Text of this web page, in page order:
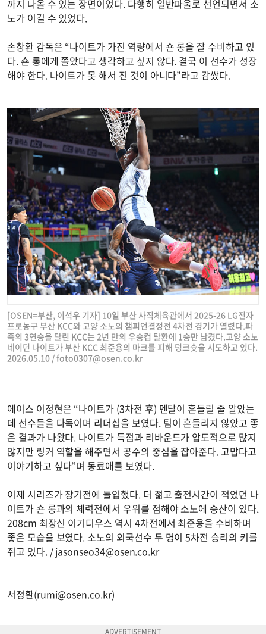
까지 나올 수 있는 장면이었다. 다행히 일반파울로 선언되면서 소
노가 이길 수 있었다.
손창환 감독은 “나이트가 가진 역량에서 숀 롱을 잘 수비하고 있
다. 숀 롱에게 쫄았다고 생각하고 싶지 않다. 결국 이 선수가 성장
해야 한다. 나이트가 못 해서 진 것이 아니다”라고 감쌌다.
[OSEN=부산, 이석우 기자] 10일 부산 사직체육관에서 2025-26 LG전자
프로농구 부산 KCC와 고양 소노의 챔피언결정전 4차전 경기가 열렸다.파
죽의 3연승을 달린 KCC는 2년 만의 우승컵 탈환에 1승만 남겼다.고양 소노
네이던 나이트가 부산 KCC 최준용의 마크를 피해 덩크슛을 시도하고 있다.
2026.05.10 /foto0307@osen.co.kr
에이스 이정현은 “나이트가 (3차전 후) 멘탈이 흔들릴 줄 알았는
데 선수들을 다독이며 리더십을 보였다. 팀이 흔들리지 않았고 좋
은 결과가 나왔다. 나이트가 득점과 리바운드가 압도적으로 많지
않지만 링커 역할을 해주면서 공수의 중심을 잡아준다. 고맙다고
이야기하고 싶다”며 동료애를 보였다.
이제 시리즈가 장기전에 돌입했다. 더 젊고 출전시간이 적었던 나
이트가 숀 롱과의 체력전에서 우위를 점해야 소노에 승산이 있다.
208cm 최장신 이기디우스 역시 4차전에서 최준용을 수비하며
좋은 모습을 보였다. 소노의 외국선수 두 명이 5차전 승리의 키를
쥐고 있다. /jasonseo34@osen.co.kr
서정환(rumi@osen.co.kr)